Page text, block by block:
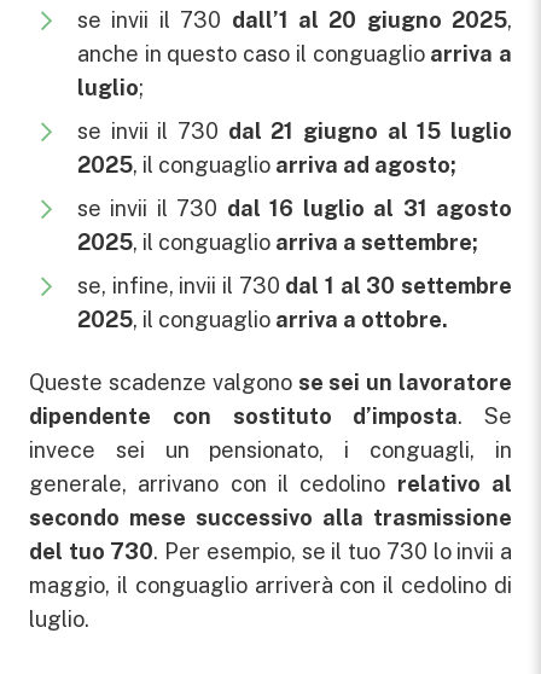
se invii il 730 dall’1 al 20 giugno 2025,
anche in questo caso il conguaglio arriva a
luglio;
se invii il 730 dal 21 giugno al 15 luglio
2025, il conguaglio arriva ad agosto;
se invii il 730 dal 16 luglio al 31 agosto
2025, il conguaglio arriva a settembre;
se, infine, invii il 730 dal 1 al 30 settembre
2025, il conguaglio arriva a ottobre.
Queste scadenze valgono se sei un lavoratore
dipendente con sostituto d’imposta. Se
invece sei un pensionato, i conguagli, in
generale, arrivano con il cedolino relativo al
secondo mese successivo alla trasmissione
del tuo 730. Per esempio, se il tuo 730 lo invii a
maggio, il conguaglio arriverà con il cedolino di
luglio.